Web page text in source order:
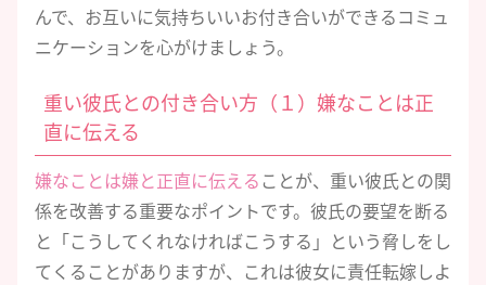
んで、お互いに気持ちいいお付き合いができるコミュ
ニケーションを心がけましょう。
重い彼氏との付き合い方（１）嫌なことは正
直に伝える
嫌なことは嫌と正直に伝えることが、重い彼氏との関
係を改善する重要なポイントです。彼氏の要望を断る
と「こうしてくれなければこうする」という脅しをし
てくることがありますが、これは彼女に責任転嫁しよ